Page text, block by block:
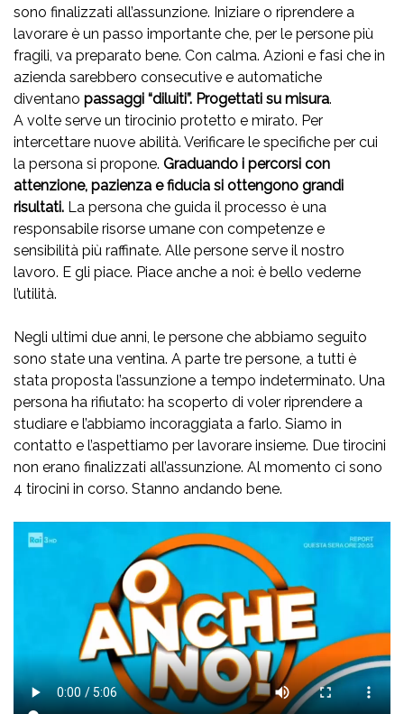
sono finalizzati all’assunzione. Iniziare o riprendere a
lavorare è un passo importante che, per le persone più
fragili, va preparato bene. Con calma. Azioni e fasi che in
azienda sarebbero consecutive e automatiche
diventano passaggi “diluiti”. Progettati su misura.
A volte serve un tirocinio protetto e mirato. Per
intercettare nuove abilità. Verificare le specifiche per cui
la persona si propone. Graduando i percorsi con
attenzione, pazienza e fiducia si ottengono grandi
risultati. La persona che guida il processo è una
responsabile risorse umane con competenze e
sensibilità più raffinate. Alle persone serve il nostro
lavoro. E gli piace. Piace anche a noi: è bello vederne
l’utilità.
Negli ultimi due anni, le persone che abbiamo seguito
sono state una ventina. A parte tre persone, a tutti è
stata proposta l’assunzione a tempo indeterminato. Una
persona ha rifiutato: ha scoperto di voler riprendere a
studiare e l’abbiamo incoraggiata a farlo. Siamo in
contatto e l’aspettiamo per lavorare insieme. Due tirocini
non erano finalizzati all’assunzione. Al momento ci sono
4 tirocini in corso. Stanno andando bene.